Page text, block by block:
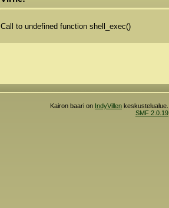
Call to undefined function shell_exec()
Kairon baari on IndyVillen
SMF 2.0.19